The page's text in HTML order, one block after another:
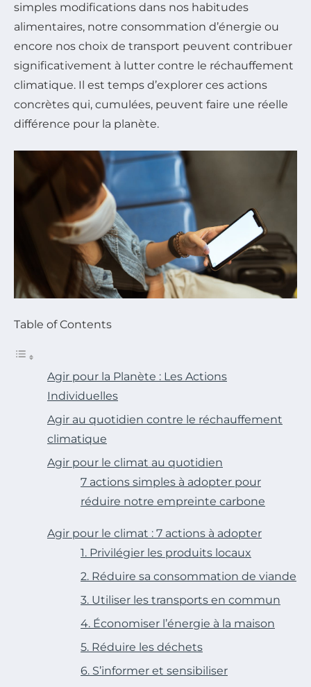
simples modifications dans nos habitudes
alimentaires, notre consommation d’énergie ou
encore nos choix de transport peuvent contribuer
significativement à lutter contre le réchauffement
climatique. Il est temps d’explorer ces actions
concrètes qui, cumulées, peuvent faire une réelle
différence pour la planète.
Table of Contents
Agir pour la Planète : Les Actions
Individuelles
Agir au quotidien contre le réchauffement
climatique
Agir pour le climat au quotidien
7 actions simples à adopter pour
réduire notre empreinte carbone
Agir pour le climat : 7 actions à adopter
1. Privilégier les produits locaux
2. Réduire sa consommation de viande
3. Utiliser les transports en commun
4. Économiser l’énergie à la maison
5. Réduire les déchets
6. S’informer et sensibiliser